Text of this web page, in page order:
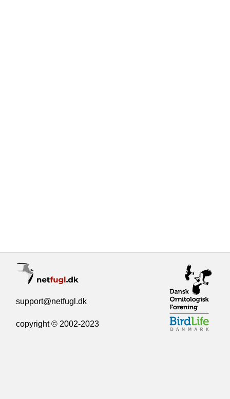
support@netfugl.dk
copyright © 2002-2023